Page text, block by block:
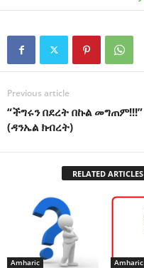
Previous article
“ችግሩን በደረት በኩል መግጠም!!!”
(ዳንኤል ክብረት)
RELATED ARTICLES
Amharic Amharic